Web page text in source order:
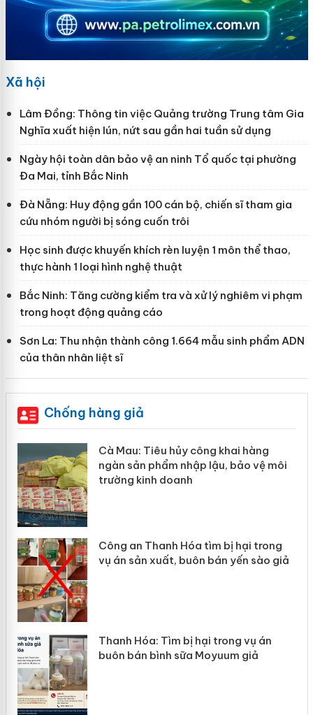
Xã hội
Lâm Đồng: Thông tin việc Quảng trường Trung tâm Gia
Nghĩa xuất hiện lún, nứt sau gần hai tuần sử dụng
Ngày hội toàn dân bảo vệ an ninh Tổ quốc tại phường
Đa Mai, tỉnh Bắc Ninh
Đà Nẵng: Huy động gần 100 cán bộ, chiến sĩ tham gia
cứu nhóm người bị sóng cuốn trôi
Học sinh được khuyến khích rèn luyện 1 môn thể thao,
thực hành 1 loại hình nghệ thuật
Bắc Ninh: Tăng cường kiểm tra và xử lý nghiêm vi phạm
trong hoạt động quảng cáo
Sơn La: Thu nhận thành công 1.664 mẫu sinh phẩm ADN
của thân nhân liệt sĩ
Chống hàng giả
Cà Mau: Tiêu hủy công khai hàng
ngàn sản phẩm nhập lậu, bảo vệ môi
trường kinh doanh
Công an Thanh Hóa tìm bị hại trong
vụ án sản xuất, buôn bán yến sào giả
Thanh Hóa: Tìm bị hại trong vụ án
buôn bán bình sữa Moyuum giả